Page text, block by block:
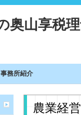
事務所紹介
農業経営